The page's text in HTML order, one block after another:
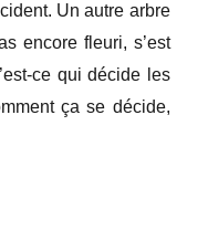
Un autre arbre
encore fleuri, s’est
ce qui décide les
ça se décide,